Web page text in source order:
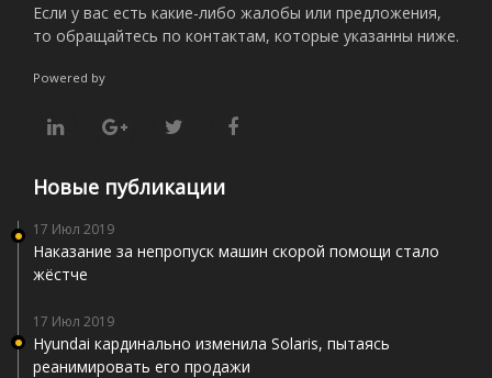
Если у вас есть какие-либо жалобы или предложения,
то обращайтесь по контактам, которые указанны ниже.
Powered by
Новые публикации
17 Июл 2019
Наказание за непропуск машин скорой помощи стало
жёстче
17 Июл 2019
Hyundai кардинально изменила Solaris, пытаясь
реанимировать его продажи